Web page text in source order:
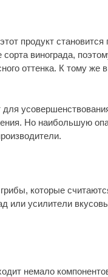
продукт становится
винограда,
оттенка. К тому же в
Но наибольшую
которые
или усилители
немало